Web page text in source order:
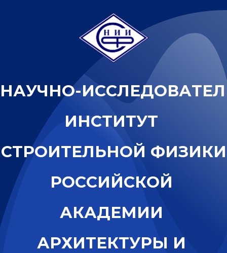
НАУЧНО-ИССЛЕДОВАТЕЛ
ИНСТИТУТ
СТРОИТЕЛЬНОЙ ФИЗИКИ
РОССИЙСКОЙ
АКАДЕМИИ
АРХИТЕКТУРЫ И